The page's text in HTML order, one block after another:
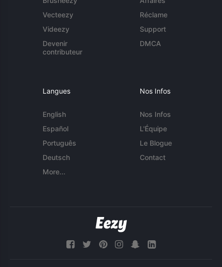
Vecteezy
Videezy
Devenir
contributeur
Réclame
Support
DMCA
Langues
English
Español
Português
Deutsch
More...
Nos Infos
Nos Infos
L'Équipe
Le Blogue
Contact